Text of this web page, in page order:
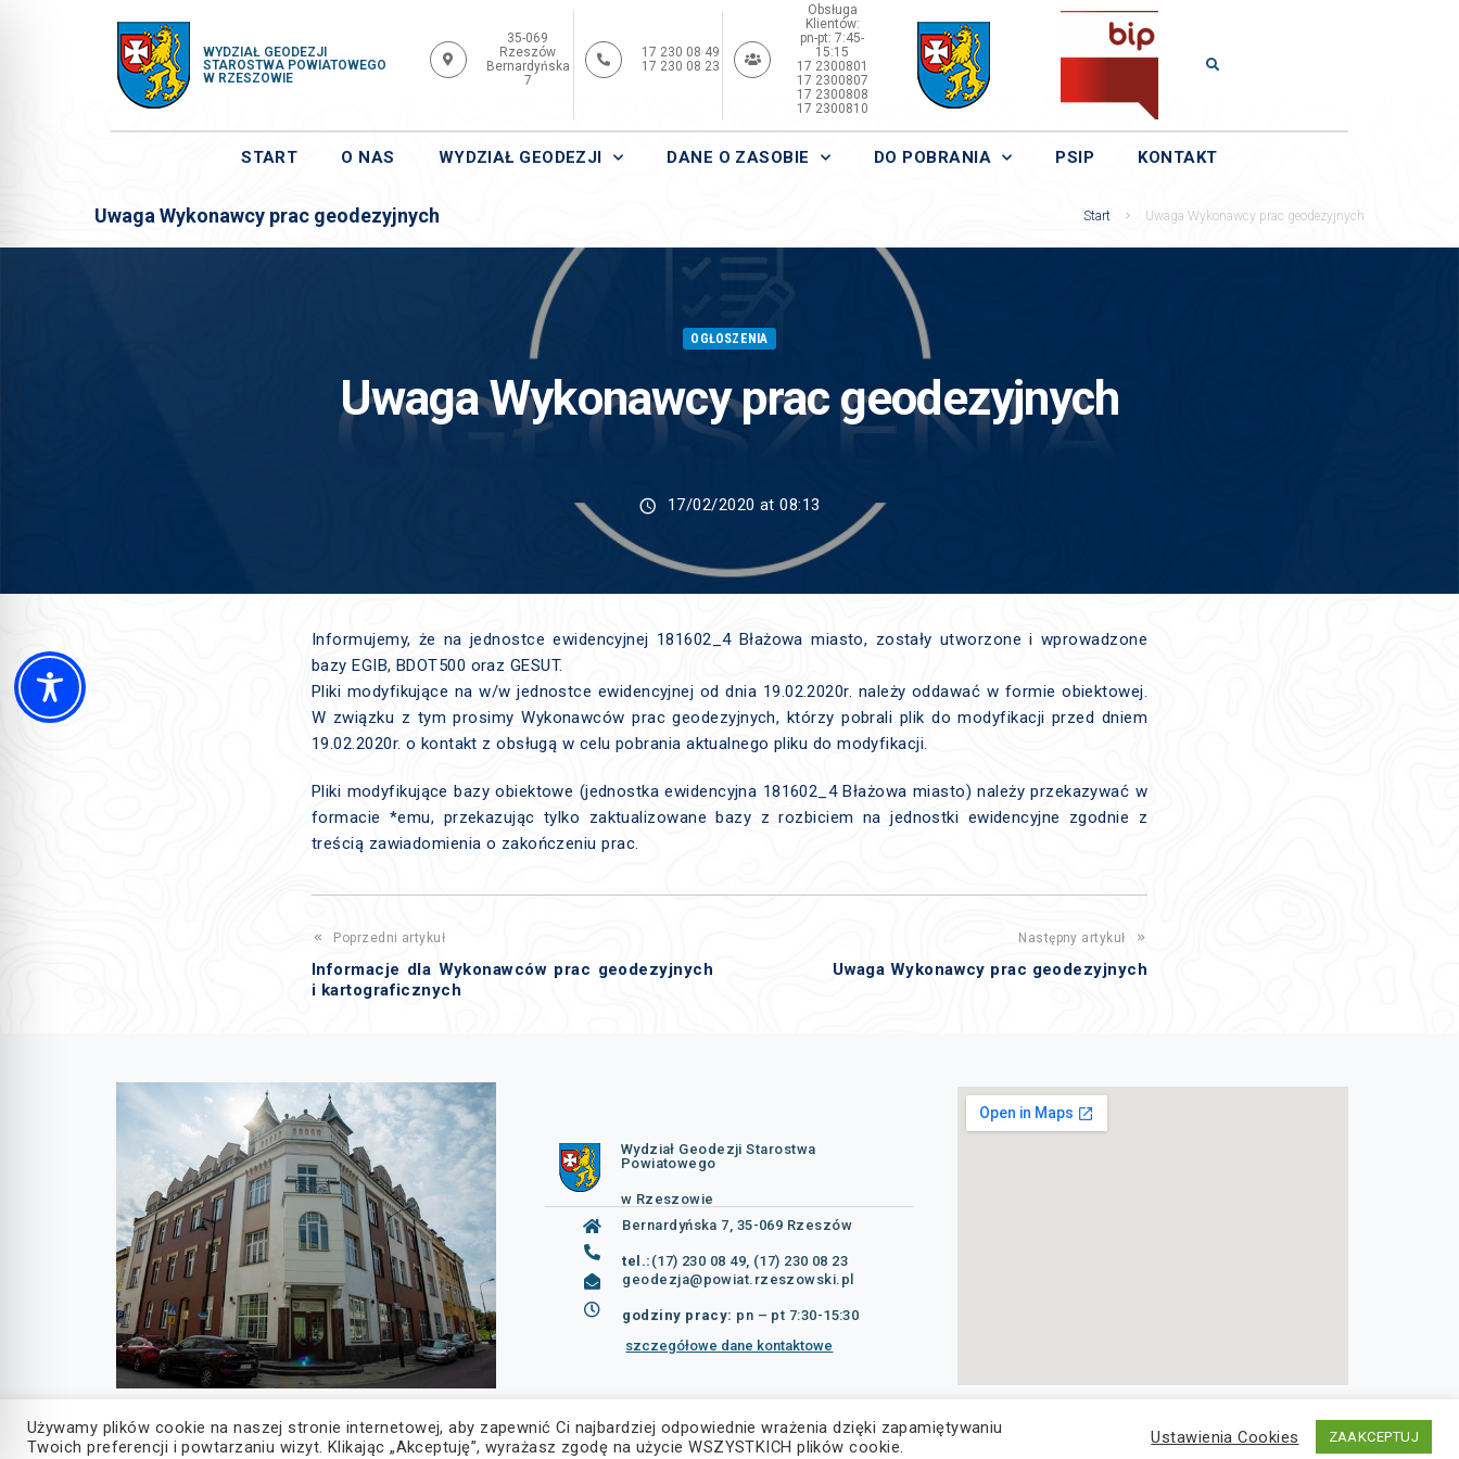
WYDZIAŁ GEODEZJI
STAROSTWA POWIATOWEGO
W RZESZOWIE
35-069
Rzeszów
Bernardyńska
7
17 230 08 49
17 230 08 23
Obsługa
Klientów:
pn-pt: 7:45-
15:15
17 2300801
17 2300807
17 2300808
17 2300810
START O NAS WYDZIAŁ GEODEZJI DANE O ZASOBIE DO POBRANIA PSIP KONTAKT
Uwaga Wykonawcy prac geodezyjnych Start Uwaga Wykonawcy prac geodezyjnych
OGŁOSZENIA
Uwaga Wykonawcy prac geodezyjnych
17/02/2020 at 08:13
Informujemy, że na jednostce ewidencyjnej 181602_4 Błażowa miasto, zostały utworzone i wprowadzone
bazy EGIB, BDOT500 oraz GESUT.
Pliki modyfikujące na w/w jednostce ewidencyjnej od dnia 19.02.2020r. należy oddawać w formie obiektowej.
W związku z tym prosimy Wykonawców prac geodezyjnych, którzy pobrali plik do modyfikacji przed dniem
19.02.2020r. o kontakt z obsługą w celu pobrania aktualnego pliku do modyfikacji.
Pliki modyfikujące bazy obiektowe (jednostka ewidencyjna 181602_4 Błażowa miasto) należy przekazywać w
formacie *emu, przekazując tylko zaktualizowane bazy z rozbiciem na jednostki ewidencyjne zgodnie z
treścią zawiadomienia o zakończeniu prac.
Poprzedni artykuł
Informacje dla Wykonawców prac geodezyjnych
i kartograficznych
Następny artykuł
Uwaga Wykonawcy prac geodezyjnych
Wydział Geodezji Starostwa
Powiatowego
w Rzeszowie
Bernardyńska 7, 35-069 Rzeszów
tel.: (17) 230 08 49, (17) 230 08 23
geodezja@powiat.rzeszowski.pl
godziny pracy: pn – pt 7:30-15:30
szczegółowe dane kontaktowe
© Copyright 2022, Wszelkie prawa zastrzeżone Deklaracja dostępności
Używamy plików cookie na naszej stronie internetowej, aby zapewnić Ci najbardziej odpowiednie wrażenia dzięki zapamiętywaniu
Twoich preferencji i powtarzaniu wizyt. Klikając „Akceptuję”, wyrażasz zgodę na użycie WSZYSTKICH plików cookie.
Ustawienia Cookies ZAAKCEPTUJ